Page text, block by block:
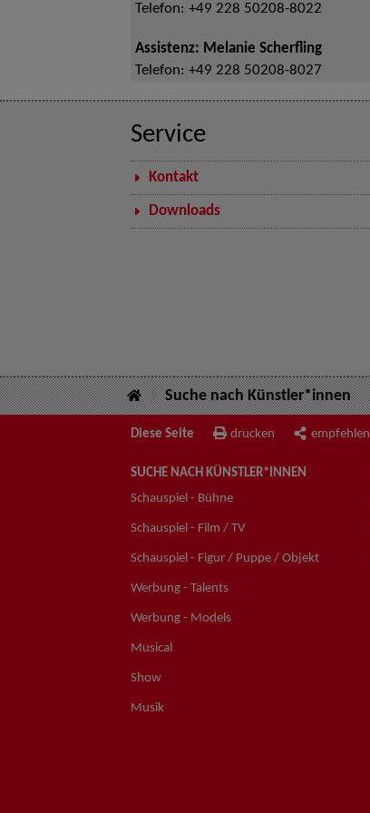
Telefon: +49 228 50208-8022
Assistenz: Melanie Scherfling
Telefon: +49 228 50208-8027
Service
Kontakt
Downloads
Suche nach Künstler*innen
Diese Seite drucken empfehlen
SUCHE NACH KÜNSTLER*INNEN
Schauspiel - Bühne
Schauspiel - Film / TV
Schauspiel - Figur / Puppe / Objekt
Werbung - Talents
Werbung - Models
Musical
Show
Musik